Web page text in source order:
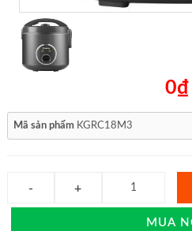
0₫
Mã sản phẩm KGRC18M3
MUA